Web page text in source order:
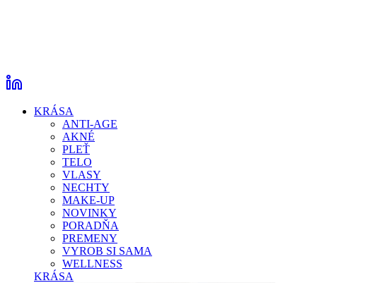
KRÁSA
ANTI-AGE
AKNÉ
PLEŤ
TELO
VLASY
NECHTY
MAKE-UP
NOVINKY
PORADŇA
PREMENY
VYROB SI SAMA
WELLNESS
KRÁSA